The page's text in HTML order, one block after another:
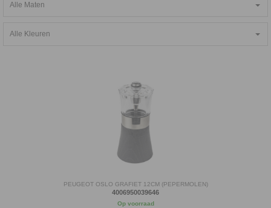
Alle Maten
Alle Kleuren
PEUGEOT OSLO GRAFIET 12CM (PEPERMOLEN)
4006950039646
Op voorraad